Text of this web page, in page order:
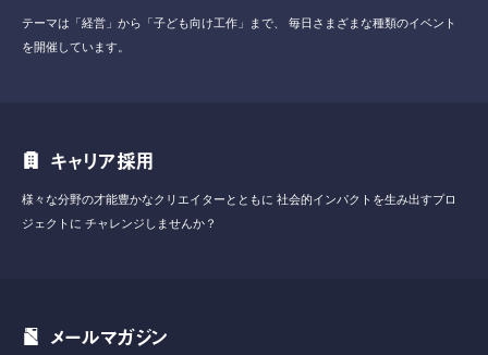
テーマは「経営」から「子ども向け工作」まで、
毎日さまざまな種類のイベント
を開催しています。
キャリア採用
様々な分野の才能豊かなクリエイターとともに 社会的インパクトを生み出すプロ
ジェクトに チャレンジしませんか？
メールマガジン